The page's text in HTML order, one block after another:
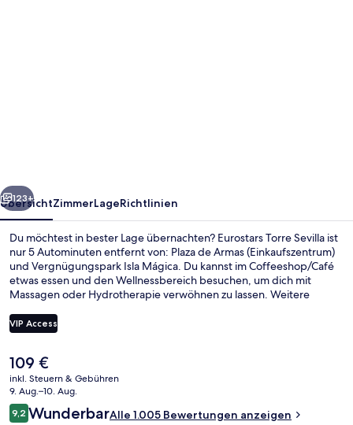
Weiter
123+
ÜbersichtZimmerLageRichtlinien
Du möchtest in bester Lage übernachten? Eurostars Torre Sevilla ist
nur 5 Autominuten entfernt von: Plaza de Armas (Einkaufszentrum)
und Vergnügungspark Isla Mágica. Du kannst im Coffeeshop/Café
etwas essen und den Wellnessbereich besuchen, um dich mit
Massagen oder Hydrotherapie verwöhnen zu lassen. Weitere
Sauna sprechen für dieses Hotel im luxuriösen Stil. Andere Reisende
mögen das hilfsbereite Personal und den allgemeinen Zustand der
VIP Access
Der
aktuelle
Preis
beträgt
109 €.
109 €
inkl. Steuern & Gebühren
9. Aug.–10. Aug.
Bewertungen
9,29,2 von 10.
WunderbarAlle 1.005 Bewertungen anzeigen